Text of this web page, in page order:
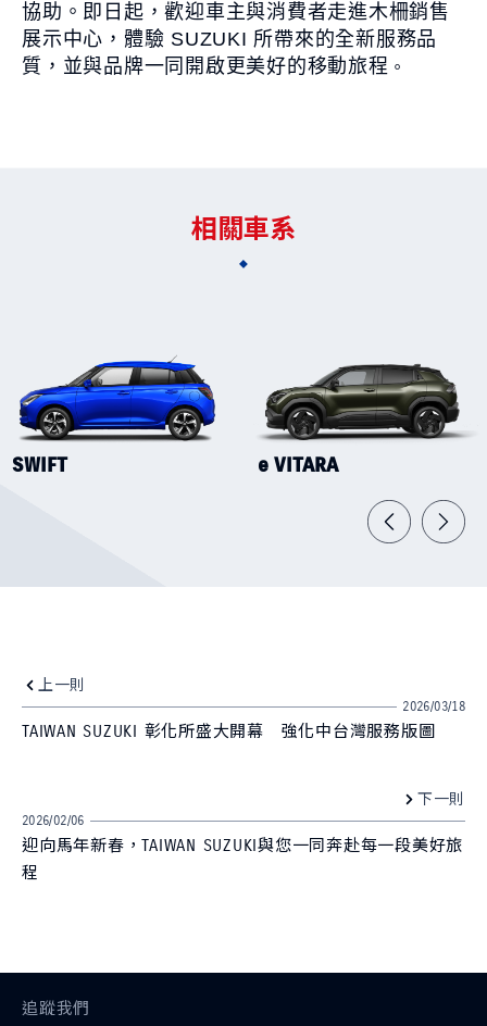
協助。即日起，歡迎車主與消費者走進木柵銷售
展示中心，體驗 SUZUKI 所帶來的全新服務品
質，並與品牌一同開啟更美好的移動旅程 。
相關車系
SWIFT e VITARA
上一則
2026/03/18
TAIWAN SUZUKI 彰化所盛大開幕 強化中台灣服務版圖
下一則
2026/02/06
迎向馬年新春，TAIWAN SUZUKI與您一同奔赴每一段美好旅
程
追蹤我們